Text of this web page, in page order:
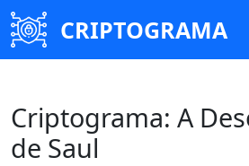
CRIPTOGRAMA
Criptograma: A
de Saul